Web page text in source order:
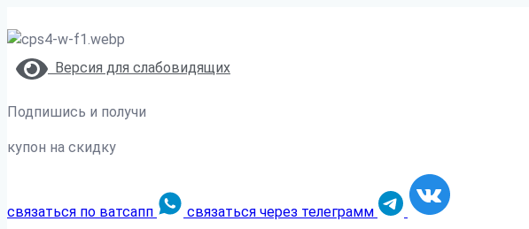
Версия для слабовидящих
Подпишись и получи
купон на скидку
связаться по ватсапп связаться через телеграмм